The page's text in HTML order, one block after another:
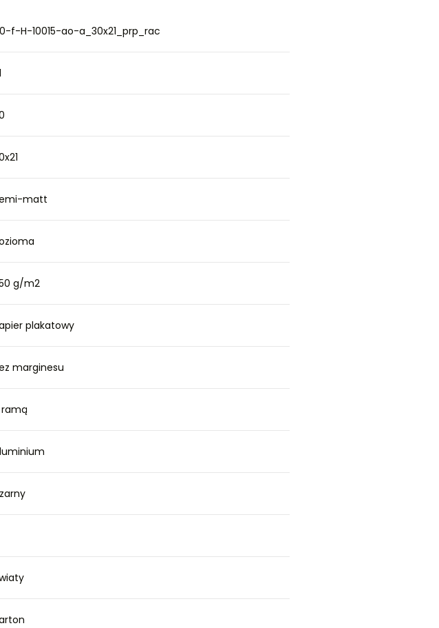
f-H-10015-ao-a_30x21_prp_rac
matt
g/m2
plakatowy
marginesu
ramą